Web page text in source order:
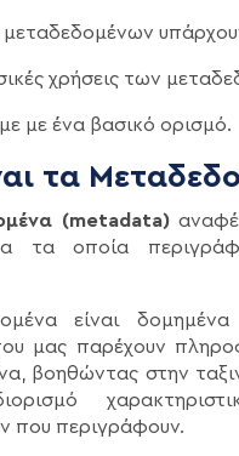
μεταδεδομένων
χρήσεις των
με ένα βασικό ορισμό.
τα
(metadata)
τα οποία
είναι δομημένα
μας παρέχουν
βοηθώντας στην
που περιγράφουν.